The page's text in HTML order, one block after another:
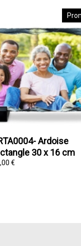
Ardoise
30 x 16 cm
€